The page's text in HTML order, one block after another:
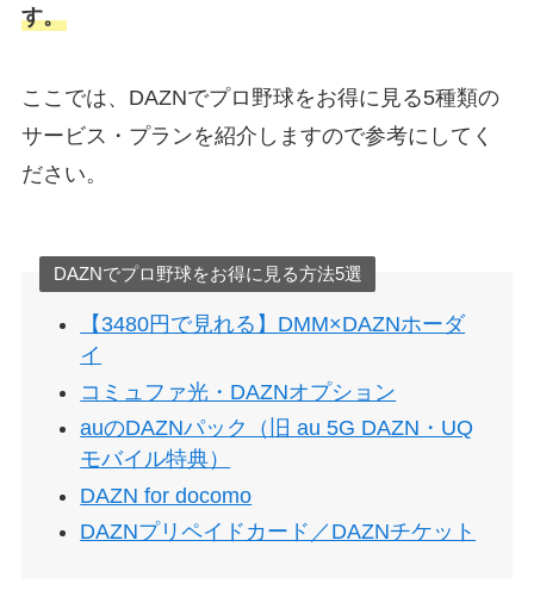
す。
ここでは、DAZNでプロ野球をお得に見る5種類の
サービス・プランを紹介しますので参考にしてく
ださい。
DAZNでプロ野球をお得に見る方法5選
【3480円で見れる】DMM×DAZNホーダ
イ
コミュファ光・DAZNオプション
auのDAZNパック（旧 au 5G DAZN・UQ
モバイル特典）
DAZN for docomo
DAZNプリペイドカード／DAZNチケット